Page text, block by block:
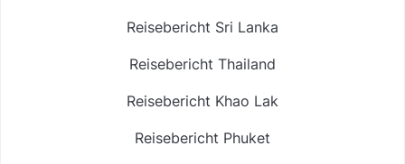
Reisebericht Sri Lanka
Reisebericht Thailand
Reisebericht Khao Lak
Reisebericht Phuket